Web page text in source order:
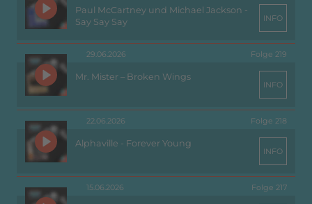
Paul McCartney und Michael Jackson -
Say Say Say
INFO
29.06.2026 Folge 219
Mr. Mister – Broken Wings
INFO
22.06.2026 Folge 218
Alphaville - Forever Young
INFO
15.06.2026 Folge 217